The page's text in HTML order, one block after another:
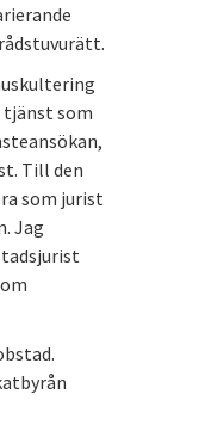
tjänst som
Till den
som jurist
Jag